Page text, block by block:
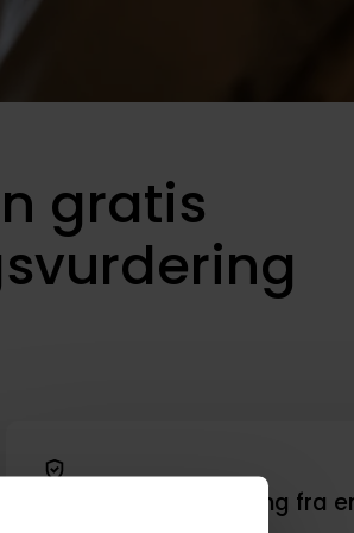
gratis
Kompetent rådgivning fra